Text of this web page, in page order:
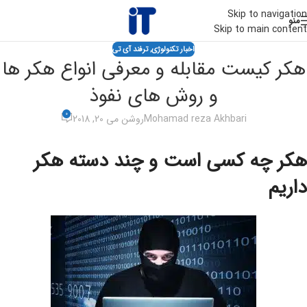
Skip to navigation
Skip to main content
منو
اخبار تکنولوژی,ترفند آی تی
هکر کیست مقابله و معرفی انواع هکر ها
و روش های نفوذ
Mohamad reza Akhbariروشن می 20, 2018 0
هکر چه کسی است و چند دسته هکر
داریم